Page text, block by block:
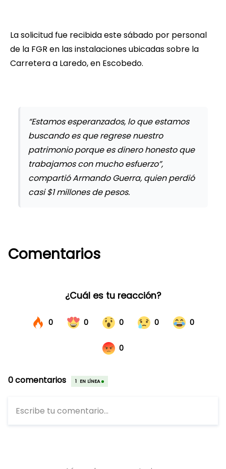
La solicitud fue recibida este sábado por personal
de la FGR en las instalaciones ubicadas sobre la
Carretera a Laredo, en Escobedo.
“Estamos esperanzados, lo que estamos
buscando es que regrese nuestro
patrimonio porque es dinero honesto que
trabajamos con mucho esfuerzo”,
compartió Armando Guerra, quien perdió
casi $1 millones de pesos.
Comentarios